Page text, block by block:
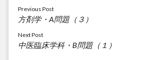
Previous Post
方剤学・A問題（３）
Next Post
中医臨床学科・B問題（１）